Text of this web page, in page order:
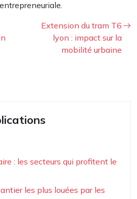
Extension du tram T6
lyon : impact sur la
mobilité urbaine
: les secteurs qui profitent le
les plus louées par les